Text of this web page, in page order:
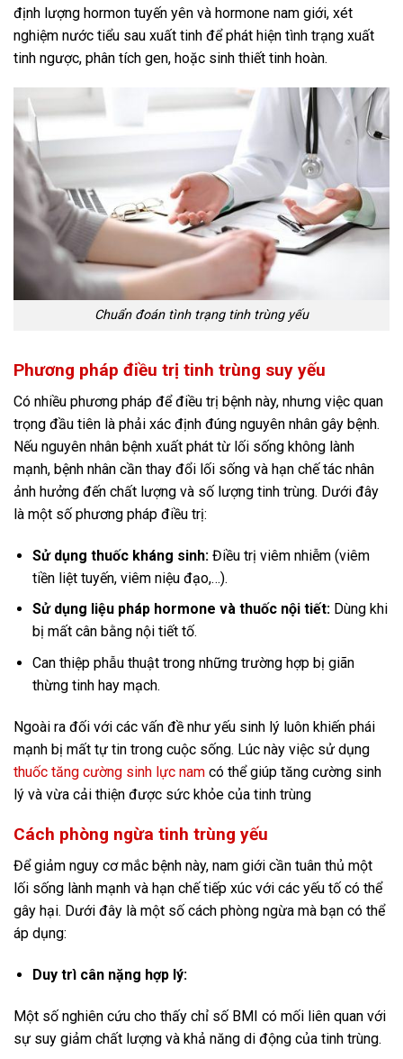
định lượng hormon tuyến yên và hormone nam giới, xét
nghiệm nước tiểu sau xuất tinh để phát hiện tình trạng xuất
tinh ngược, phân tích gen, hoặc sinh thiết tinh hoàn.
Chuẩn đoán tình trạng tinh trùng yếu
Phương pháp điều trị tinh trùng suy yếu
Có nhiều phương pháp để điều trị bệnh này, nhưng việc quan
trọng đầu tiên là phải xác định đúng nguyên nhân gây bệnh.
Nếu nguyên nhân bệnh xuất phát từ lối sống không lành
mạnh, bệnh nhân cần thay đổi lối sống và hạn chế tác nhân
ảnh hưởng đến chất lượng và số lượng tinh trùng. Dưới đây
là một số phương pháp điều trị:
Sử dụng thuốc kháng sinh:Điều trị viêm nhiễm (viêm
tiền liệt tuyến, viêm niệu đạo,…).
Sử dụng liệu pháp hormone và thuốc nội tiết:Dùng khi
bị mất cân bằng nội tiết tố.
Can thiệp phẫu thuật trong những trường hợp bị giãn
thừng tinh hay mạch.
Ngoài ra đối với các vấn đề như yếu sinh lý luôn khiến phái
mạnh bị mất tự tin trong cuộc sống. Lúc này việc sử dụng
thuốc tăng cường sinh lực nam có thể giúp tăng cường sinh
lý và vừa cải thiện được sức khỏe của tinh trùng
Cách phòng ngừa tinh trùng yếu
Để giảm nguy cơ mắc bệnh này, nam giới cần tuân thủ một
lối sống lành mạnh và hạn chế tiếp xúc với các yếu tố có thể
gây hại. Dưới đây là một số cách phòng ngừa mà bạn có thể
áp dụng:
Duy trì cân nặng hợp lý:
Một số nghiên cứu cho thấy chỉ số BMI có mối liên quan với
sự suy giảm chất lượng và khả năng di động của tinh trùng.